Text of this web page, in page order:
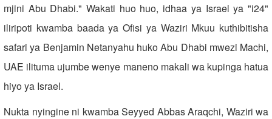
mjini Abu Dhabi." Wakati huo huo, idhaa ya Israel ya "i24"
iliripoti kwamba baada ya Ofisi ya Waziri Mkuu kuthibitisha
safari ya Benjamin Netanyahu huko Abu Dhabi mwezi Machi,
UAE ilituma ujumbe wenye maneno makali wa kupinga hatua
hiyo ya Israel.
Nukta nyingine ni kwamba Seyyed Abbas Araqchi, Waziri wa